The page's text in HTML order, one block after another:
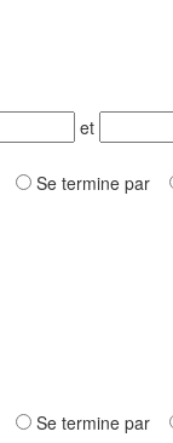
et
Se termine par
Se termine par